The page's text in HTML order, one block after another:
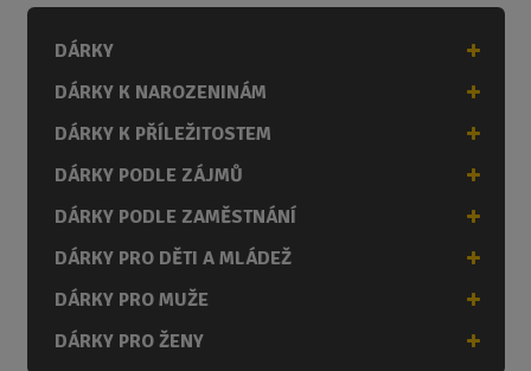
DÁRKY
DÁRKY K NAROZENINÁM
DÁRKY K PŘÍLEŽITOSTEM
DÁRKY PODLE ZÁJMŮ
DÁRKY PODLE ZAMĚSTNÁNÍ
DÁRKY PRO DĚTI A MLÁDEŽ
DÁRKY PRO MUŽE
DÁRKY PRO ŽENY